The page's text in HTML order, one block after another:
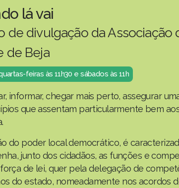
lá vai
de divulgação da Associação
de Beja
feiras às 11h30 e sábados às 11h
informar, chegar mais perto, assegurar
que assentam particularmente bem
do poder local democrático, é
junto dos cidadãos, as funções e
de lei, quer pela delegação de
do estado, nomeadamente nos acordos